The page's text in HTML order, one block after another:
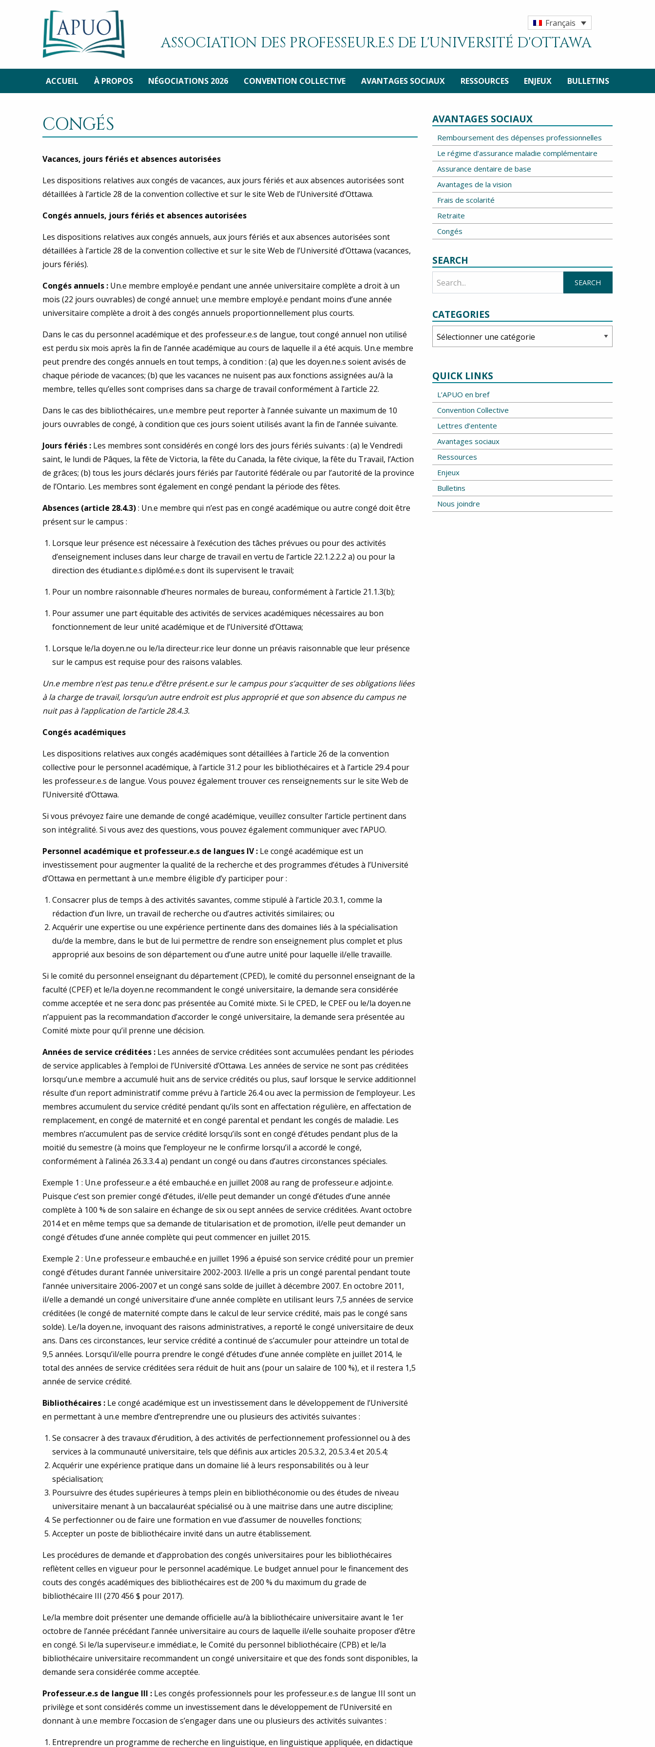
Français
ASSOCIATION DES PROFESSEUR.E.S DE L'UNIVERSITÉ D'OTTAWA
ACCUEIL À PROPOS NÉGOCIATIONS 2026 CONVENTION COLLECTIVE AVANTAGES SOCIAUX RESSOURCES ENJEUX BULLETINS
CONGÉS
Vacances, jours fériés et absences autorisées
Les dispositions relatives aux congés de vacances, aux jours fériés et aux absences autorisées sont
détaillées à l’article 28 de la convention collective et sur le site Web de l’Université d’Ottawa.
Congés annuels, jours fériés et absences autorisées
Les dispositions relatives aux congés annuels, aux jours fériés et aux absences autorisées sont
détaillées à l’article 28 de la convention collective et sur le site Web de l’Université d’Ottawa (vacances,
jours fériés).
Congés annuels : Un.e membre employé.e pendant une année universitaire complète a droit à un
mois (22 jours ouvrables) de congé annuel; un.e membre employé.e pendant moins d’une année
universitaire complète a droit à des congés annuels proportionnellement plus courts.
Dans le cas du personnel académique et des professeur.e.s de langue, tout congé annuel non utilisé
est perdu six mois après la fin de l’année académique au cours de laquelle il a été acquis. Un.e membre
peut prendre des congés annuels en tout temps, à condition : (a) que les doyen.ne.s soient avisés de
chaque période de vacances; (b) que les vacances ne nuisent pas aux fonctions assignées au/à la
membre, telles qu’elles sont comprises dans sa charge de travail conformément à l’article 22.
Dans le cas des bibliothécaires, un.e membre peut reporter à l’année suivante un maximum de 10
jours ouvrables de congé, à condition que ces jours soient utilisés avant la fin de l’année suivante.
Jours fériés : Les membres sont considérés en congé lors des jours fériés suivants : (a) le Vendredi
saint, le lundi de Pâques, la fête de Victoria, la fête du Canada, la fête civique, la fête du Travail, l’Action
de grâces; (b) tous les jours déclarés jours fériés par l’autorité fédérale ou par l’autorité de la province
de l’Ontario. Les membres sont également en congé pendant la période des fêtes.
Absences (article 28.4.3): Un.e membre qui n’est pas en congé académique ou autre congé doit être
présent sur le campus :
Lorsque leur présence est nécessaire à l’exécution des tâches prévues ou pour des activités
d’enseignement incluses dans leur charge de travail en vertu de l’article 22.1.2.2.2 a) ou pour la
direction des étudiant.e.s diplômé.e.s dont ils supervisent le travail;
Pour un nombre raisonnable d’heures normales de bureau, conformément à l’article 21.1.3(b);
Pour assumer une part équitable des activités de services académiques nécessaires au bon
fonctionnement de leur unité académique et de l’Université d’Ottawa;
Lorsque le/la doyen.ne ou le/la directeur.rice leur donne un préavis raisonnable que leur présence
sur le campus est requise pour des raisons valables.
Un.e membre n’est pas tenu.e d’être présent.e sur le campus pour s’acquitter de ses obligations liées
à la charge de travail, lorsqu’un autre endroit est plus approprié et que son absence du campus ne
nuit pas à l’application de l’article 28.4.3.
Congés académiques
Les dispositions relatives aux congés académiques sont détaillées à l’article 26 de la convention
collective pour le personnel académique, à l’article 31.2 pour les bibliothécaires et à l’article 29.4 pour
les professeur.e.s de langue. Vous pouvez également trouver ces renseignements sur le site Web de
l’Université d’Ottawa.
Si vous prévoyez faire une demande de congé académique, veuillez consulter l’article pertinent dans
son intégralité. Si vous avez des questions, vous pouvez également communiquer avec l’APUO.
Personnel académique et professeur.e.s de langues IV : Le congé académique est un
investissement pour augmenter la qualité de la recherche et des programmes d’études à l’Université
d’Ottawa en permettant à un.e membre éligible d’y participer pour :
Consacrer plus de temps à des activités savantes, comme stipulé à l’article 20.3.1, comme la
rédaction d’un livre, un travail de recherche ou d’autres activités similaires; ou
Acquérir une expertise ou une expérience pertinente dans des domaines liés à la spécialisation
du/de la membre, dans le but de lui permettre de rendre son enseignement plus complet et plus
approprié aux besoins de son département ou d’une autre unité pour laquelle il/elle travaille.
Si le comité du personnel enseignant du département (CPED), le comité du personnel enseignant de la
faculté (CPEF) et le/la doyen.ne recommandent le congé universitaire, la demande sera considérée
comme acceptée et ne sera donc pas présentée au Comité mixte. Si le CPED, le CPEF ou le/la doyen.ne
n’appuient pas la recommandation d’accorder le congé universitaire, la demande sera présentée au
Comité mixte pour qu’il prenne une décision.
Années de service créditées : Les années de service créditées sont accumulées pendant les périodes
de service applicables à l’emploi de l’Université d’Ottawa. Les années de service ne sont pas créditées
lorsqu’un.e membre a accumulé huit ans de service crédités ou plus, sauf lorsque le service additionnel
résulte d’un report administratif comme prévu à l’article 26.4 ou avec la permission de l’employeur. Les
membres accumulent du service crédité pendant qu’ils sont en affectation régulière, en affectation de
remplacement, en congé de maternité et en congé parental et pendant les congés de maladie. Les
membres n’accumulent pas de service crédité lorsqu’ils sont en congé d’études pendant plus de la
moitié du semestre (à moins que l’employeur ne le confirme lorsqu’il a accordé le congé,
conformément à l’alinéa 26.3.3.4 a) pendant un congé ou dans d’autres circonstances spéciales.
Exemple 1 : Un.e professeur.e a été embauché.e en juillet 2008 au rang de professeur.e adjoint.e.
Puisque c’est son premier congé d’études, il/elle peut demander un congé d’études d’une année
complète à 100 % de son salaire en échange de six ou sept années de service créditées. Avant octobre
2014 et en même temps que sa demande de titularisation et de promotion, il/elle peut demander un
congé d’études d’une année complète qui peut commencer en juillet 2015.
Exemple 2 : Un.e professeur.e embauché.e en juillet 1996 a épuisé son service crédité pour un premier
congé d’études durant l’année universitaire 2002-2003. Il/elle a pris un congé parental pendant toute
l’année universitaire 2006-2007 et un congé sans solde de juillet à décembre 2007. En octobre 2011,
il/elle a demandé un congé universitaire d’une année complète en utilisant leurs 7,5 années de service
créditées (le congé de maternité compte dans le calcul de leur service crédité, mais pas le congé sans
solde). Le/la doyen.ne, invoquant des raisons administratives, a reporté le congé universitaire de deux
ans. Dans ces circonstances, leur service crédité a continué de s’accumuler pour atteindre un total de
9,5 années. Lorsqu’il/elle pourra prendre le congé d’études d’une année complète en juillet 2014, le
total des années de service créditées sera réduit de huit ans (pour un salaire de 100 %), et il restera 1,5
année de service crédité.
Bibliothécaires : Le congé académique est un investissement dans le développement de l’Université
en permettant à un.e membre d’entreprendre une ou plusieurs des activités suivantes :
Se consacrer à des travaux d’érudition, à des activités de perfectionnement professionnel ou à des
services à la communauté universitaire, tels que définis aux articles 20.5.3.2, 20.5.3.4 et 20.5.4;
Acquérir une expérience pratique dans un domaine lié à leurs responsabilités ou à leur
spécialisation;
Poursuivre des études supérieures à temps plein en bibliothéconomie ou des études de niveau
universitaire menant à un baccalauréat spécialisé ou à une maitrise dans une autre discipline;
Se perfectionner ou de faire une formation en vue d’assumer de nouvelles fonctions;
Accepter un poste de bibliothécaire invité dans un autre établissement.
Les procédures de demande et d’approbation des congés universitaires pour les bibliothécaires
reflètent celles en vigueur pour le personnel académique. Le budget annuel pour le financement des
couts des congés académiques des bibliothécaires est de 200 % du maximum du grade de
bibliothécaire III (270 456 $ pour 2017).
Le/la membre doit présenter une demande officielle au/à la bibliothécaire universitaire avant le 1er
octobre de l’année précédant l’année universitaire au cours de laquelle il/elle souhaite proposer d’être
en congé. Si le/la superviseur.e immédiat.e, le Comité du personnel bibliothécaire (CPB) et le/la
bibliothécaire universitaire recommandent un congé universitaire et que des fonds sont disponibles, la
demande sera considérée comme acceptée.
Professeur.e.s de langue III : Les congés professionnels pour les professeur.e.s de langue III sont un
privilège et sont considérés comme un investissement dans le développement de l’Université en
donnant à un.e membre l’occasion de s’engager dans une ou plusieurs des activités suivantes :
Entreprendre un programme de recherche en linguistique, en linguistique appliquée, en didactique
AVANTAGES SOCIAUX
Remboursement des dépenses professionnelles
Le régime d’assurance maladie complémentaire
Assurance dentaire de base
Avantages de la vision
Frais de scolarité
Retraite
Congés
SEARCH
CATEGORIES
QUICK LINKS
L’APUO en bref
Convention Collective
Lettres d’entente
Avantages sociaux
Ressources
Enjeux
Bulletins
Nous joindre